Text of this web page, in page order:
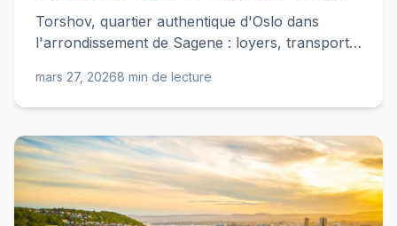
Torshov, quartier authentique d'Oslo dans
l'arrondissement de Sagene : loyers, transports,
installer.
mars 27, 20268 min de lecture